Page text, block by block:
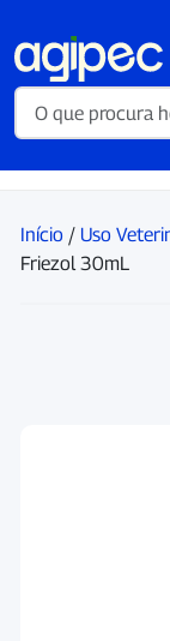
Início / Uso
Friezol 30mL